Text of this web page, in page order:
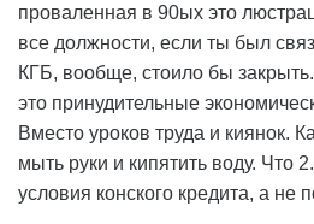
проваленная в 90ых это
все должности, если ты был
КГБ, вообще, стоило бы
это принудительные
Вместо уроков труда и киянок.
мыть руки и кипятить воду. Что
условия конского кредита, а не